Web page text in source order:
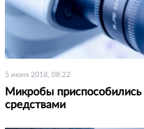
5 июня 2018, 08:22
Микробы
средствами